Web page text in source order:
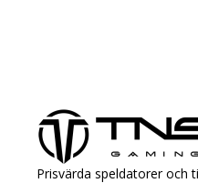
Prisvärda speldatorer och